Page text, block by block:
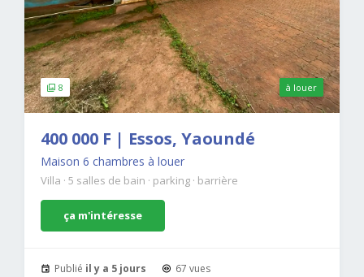
8 à louer
400 000 F | Essos, Yaoundé
Maison 6 chambres à louer
Villa · 5 salles de bain · parking · barrière
ça m'intéresse
Publié il y a 5 jours 67 vues